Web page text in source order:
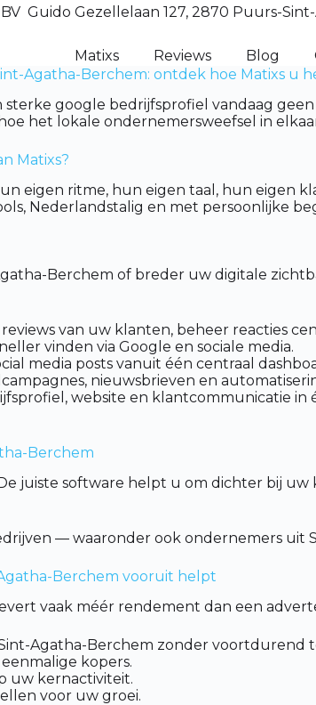
Guido Gezellelaan 127, 2870 Puurs-
Matixs Reviews Blog
Agatha-Berchem: ontdek hoe Matixs u
google bedrijfsprofiel vandaag
het lokale ondernemersweefsel in
Matixs?
eigen ritme, hun eigen taal, hun eigen
Nederlandstalig en met persoonlijke
Berchem of breder uw digitale
van uw klanten, beheer reacties
vinden via Google en sociale media.
media posts vanuit één centraal
nieuwsbrieven en
website en klantcommunicatie
Berchem
juiste software helpt u om dichter bij
— waaronder ook ondernemers
Berchem vooruit helpt
vaak méér rendement dan een
Agatha-Berchem zonder voortdurend
kopers.
uw kernactiviteit.
voor uw groei.